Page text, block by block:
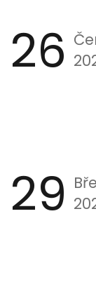
26
29 Bře